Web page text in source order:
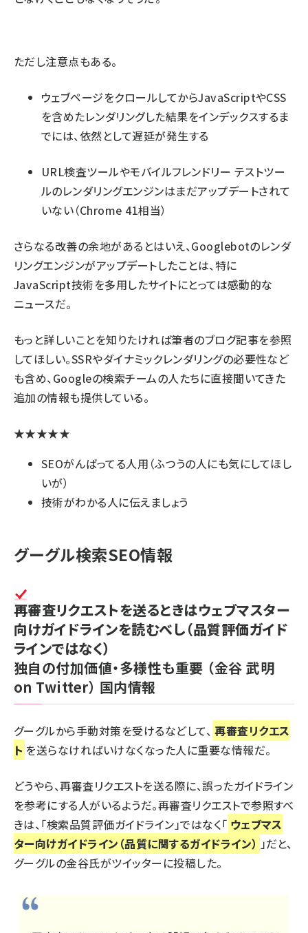
ただし注意点もある。
ウェブページをクロールしてからJavaScriptやCSS
を含めたレンダリングした結果をインデックスするま
でには、依然として遅延が発生する
URL検査ツールやモバイルフレンドリー テストツー
ルのレンダリングエンジンはまだアップデートされて
いない（Chrome 41相当）
さらなる改善の余地があるとはいえ、Googlebotのレンダ
リングエンジンがアップデートしたことは、特に
JavaScript技術を多用したサイトにとっては感動的な
ニュースだ。
もっと詳しいことを知りたければ筆者のブログ記事を参照
してほしい。SSRやダイナミックレンダリングの必要性など
も含め、Googleの検索チームの人たちに直接聞いてきた
追加の情報も提供している。
★★★★★
SEOがんばってる人用（ふつうの人にも気にしてほし
いが）
技術がわかる人に伝えましょう
グーグル検索SEO情報
再審査リクエストを送るときはウェブマスター
向けガイドラインを読むべし（品質評価ガイド
ラインではなく）
独自の付加価値・多様性も重要 （金谷 武明
on Twitter） 国内情報
グーグルから手動対策を受けるなどして、 再審査リクエス
ト を送らなければいけなくなった人に重要な情報だ。
どうやら、再審査リクエストを送る際に、誤ったガイドライン
を参考にする人がいるようだ。再審査リクエストで参照すべ
きは、「検索品質評価ガイドライン」ではなく「 ウェブマス
ター向けガイドライン（品質に関するガイドライン） 」だと、
グーグルの金谷氏がツイッターに投稿した。